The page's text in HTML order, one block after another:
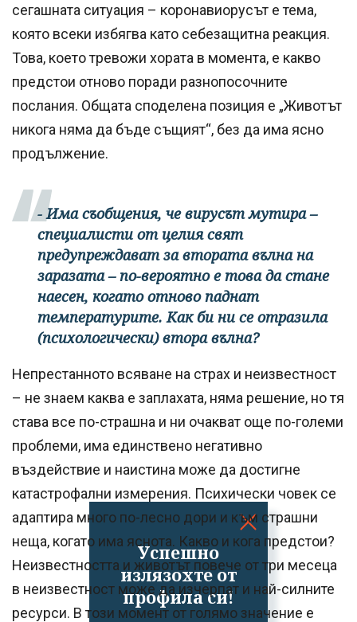
Успешно
излязохте от
профила си!
сегашната ситуация – коронавиорусът е тема,
която всеки избягва като себезащитна реакция.
Това, което тревожи хората в момента, е какво
предстои отново поради разнопосочните
послания. Общата споделена позиция е „Животът
никога няма да бъде същият“, без да има ясно
продължение.
- Има съобщения, че вирусът мутира –
специалисти от целия свят
предупреждават за втората вълна на
заразата – по-вероятно е това да стане
наесен, когато отново паднат
температурите. Как би ни се отразила
(психологически) втора вълна?
Непрестанното всяване на страх и неизвестност
– не знаем каква е заплахата, няма решение, но тя
става все по-страшна и ни очакват още по-големи
проблеми, има единствено негативно
въздействие и наистина може да достигне
катастрофални измерения. Психически човек се
адаптира много по-лесно дори и към страшни
неща, когато има яснота. Какво и кога предстои?
Неизвестността и животът повече от три месеца
в неизвестност може да изчерпат и най-силните
ресурси. В този момент от голямо значение е